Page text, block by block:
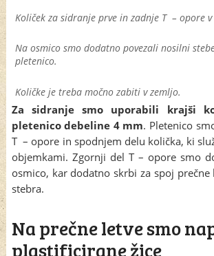
Količek za sidranje prve in zadnje T – opore v
Na osmico smo dodatno povezali nosilni
pletenico.
Količke je treba močno zabiti v zemljo.
Za sidranje smo uporabili krajši
pletenico debeline 4 mm. Pletenico
T – opore in spodnjem delu količka, ki
objemkami. Zgornji del T – opore smo
osmico, kar dodatno skrbi za spoj prečne
stebra.
Na prečne letve smo
plastificirane žice